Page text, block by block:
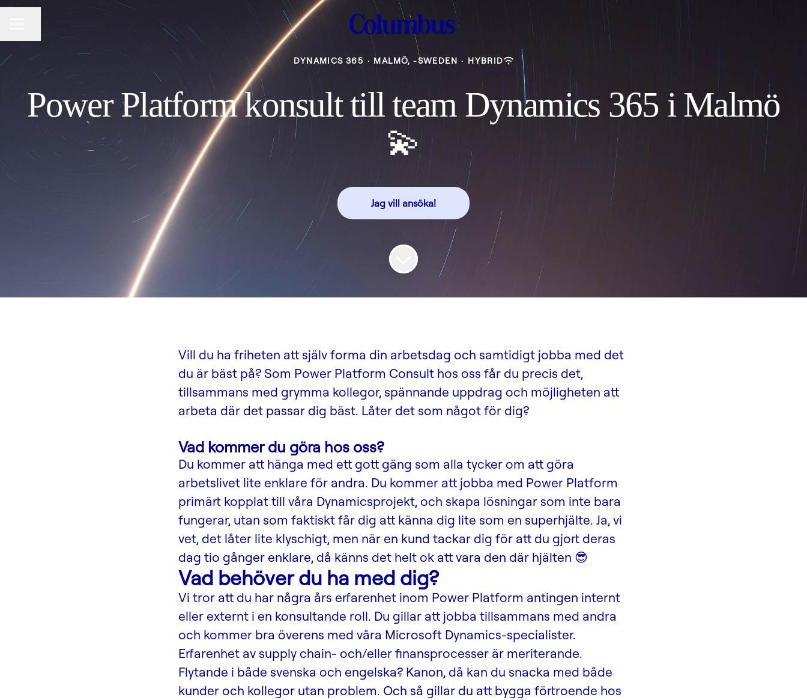
DYNAMICS 365 · MALMÖ, -SWEDEN · HYBRID
Power Platform konsult till team Dynamics 365 i Malmö
💫
Jag vill ansöka!
Vill du ha friheten att själv forma din arbetsdag och samtidigt jobba med det
du är bäst på? Som Power Platform Consult hos oss får du precis det,
tillsammans med grymma kollegor, spännande uppdrag och möjligheten att
arbeta där det passar dig bäst. Låter det som något för dig?
Vad kommer du göra hos oss?
Du kommer att hänga med ett gott gäng som alla tycker om att göra
arbetslivet lite enklare för andra. Du kommer att jobba med Power Platform
primärt kopplat till våra Dynamicsprojekt, och skapa lösningar som inte bara
fungerar, utan som faktiskt får dig att känna dig lite som en superhjälte. Ja, vi
vet, det låter lite klyschigt, men när en kund tackar dig för att du gjort deras
dag tio gånger enklare, då känns det helt ok att vara den där hjälten 😎
Vad behöver du ha med dig?
Vi tror att du har några års erfarenhet inom Power Platform antingen internt
eller externt i en konsultande roll. Du gillar att jobba tillsammans med andra
och kommer bra överens med våra Microsoft Dynamics-specialister.
Erfarenhet av supply chain- och/eller finansprocesser är meriterande.
Flytande i både svenska och engelska? Kanon, då kan du snacka med både
kunder och kollegor utan problem. Och så gillar du att bygga förtroende hos